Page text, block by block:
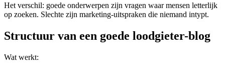
Het verschil: goede onderwerpen zijn vragen waar mensen letterlijk
op zoeken. Slechte zijn marketing-uitspraken die niemand intypt.
Structuur van een goede loodgieter-blog
Wat werkt: